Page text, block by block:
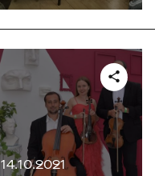
14.10.2021